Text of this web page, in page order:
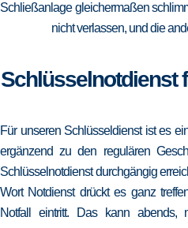
Schließanlage gleichermaßen
nicht verlassen, und die
Schlüsselnotdienst
Für unseren Schlüsseldienst ist es
ergänzend zu den regulären
Schlüsselnotdienst durchgängig
Wort Notdienst drückt es ganz
Notfall eintritt. Das kann abends,